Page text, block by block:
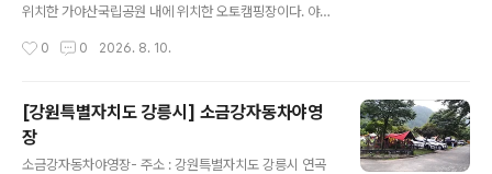
는 곳이다. 자연휴양림 야영장과 비교하여도 손색이 없다.
베이스캠프로써 야영객들에게 큰 인기를 끌고 있는 곳이기
위치한 가야산국립공원 내에 위치한 오토캠핑장이다. 야영
영장으로 가족 단위 야영객을 비롯하여 많은 야영객들이
인사, 소리길 등 아름다운 가야산 역사, 경관자원을 감상하
실 수 있으며, 사계절 가야산 자연을 담을 수 있는 야영장이
다. 삼정야영장은 해발 650m에 있으며, 19개 사이트가
있으며, 마사토 바닥으로 되어있다. 오래된 나무가 주는 자
0 0 2026. 8. 10.
[강원특별자치도 강릉시] 소금강자동차야영
장
소금강자동차야영장- 주소 : 강원특별자치도 강릉시 연곡